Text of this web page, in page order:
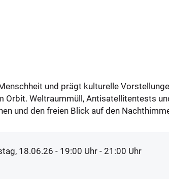
und prägt kulturelle
Orbit. Weltraummüll, Antisatellitentests
und den freien Blick auf den
18.06.26 - 19:00 Uhr - 21:00 Uhr